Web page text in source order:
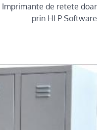
Imprimante de retete doar
prin HLP Software